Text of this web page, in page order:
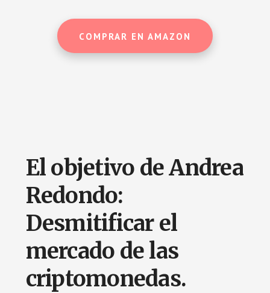
COMPRAR EN AMAZON
El objetivo de Andrea
Redondo:
Desmitificar el
mercado de las
criptomonedas.